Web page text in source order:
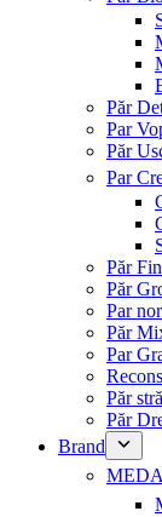
Păr
Par
Păr
Par
Păr
Păr
Par
Păr
Par
Păr
Păr
Brand